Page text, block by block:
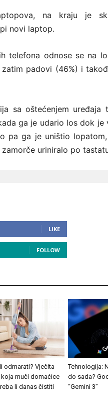
na kraju je
novi laptop.
telefona odnose se na
padovi (46%) i
sa oštećenjem
ga je udario los dok
pa ga je uništio
uriniralo po
LIKE
FOLLOW
odmarati? Vječita
muči domaćice
li danas čistiti
Tehnologija:
do sada?
“Gemini 3”